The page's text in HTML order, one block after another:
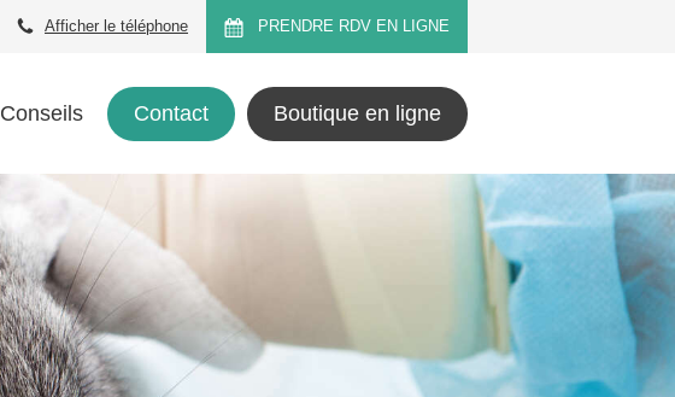
PRENDRE RDV EN LIGNE
Afficher le téléphone
Conseils Contact Boutique en ligne